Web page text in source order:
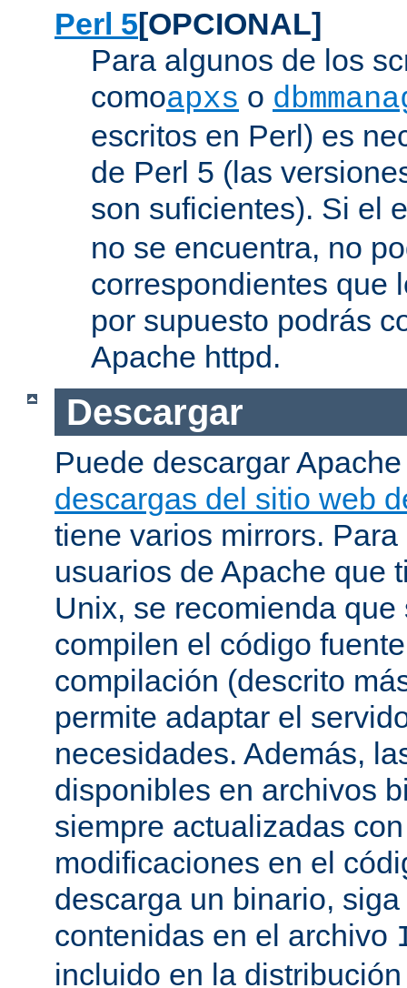
Perl 5[OPCIONAL]
Para algunos de los
comoapxs o
escritos en Perl) es
de Perl 5 (las
son suficientes). Si el
no se encuentra, no
correspondientes que
por supuesto podrás
Apache httpd.
Descargar
Puede descargar
descargas del sitio web
tiene varios mirrors.
usuarios de Apache que
Unix, se recomienda
compilen el código
compilación (descrito
permite adaptar el
necesidades. Además,
disponibles en archivos
siempre actualizadas
modificaciones en el
descarga un binario,
contenidas en el archivo
incluido en la distribución